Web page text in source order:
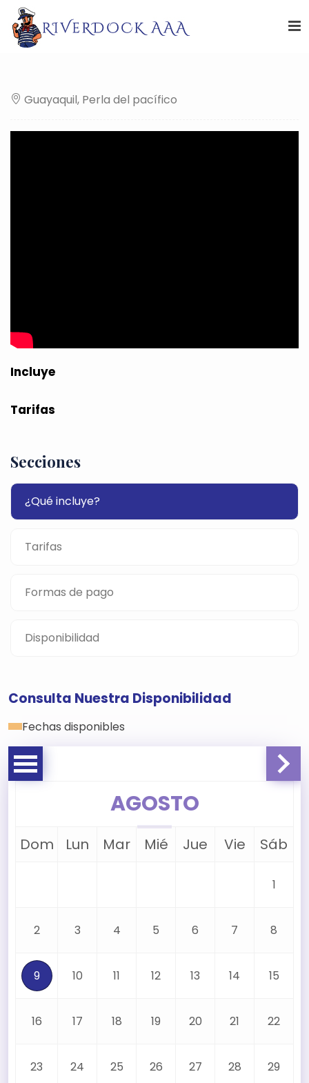
Guayaquil, Perla del pacífico
Incluye
Tarifas
Secciones
¿Qué incluye?
Tarifas
Formas de pago
Disponibilidad
Consulta Nuestra Disponibilidad
Fechas disponibles
AGOSTO
Dom Lun Mar Mié Jue Vie Sáb
1
2 3 4 5 6 7 8
9 10 11 12 13 14 15
16 17 18 19 20 21 22
23 24 25 26 27 28 29